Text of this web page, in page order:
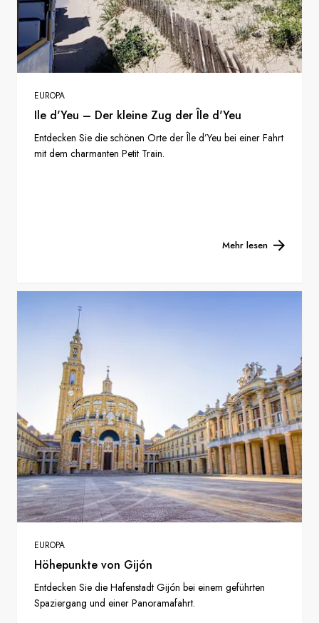
EUROPA
Ile d'Yeu – Der kleine Zug der Île d'Yeu
Entdecken Sie die schönen Orte der Île d’Yeu bei einer Fahrt
mit dem charmanten Petit Train.
Mehr lesen
EUROPA
Höhepunkte von Gijón
Entdecken Sie die Hafenstadt Gijón bei einem geführten
Spaziergang und einer Panoramafahrt.